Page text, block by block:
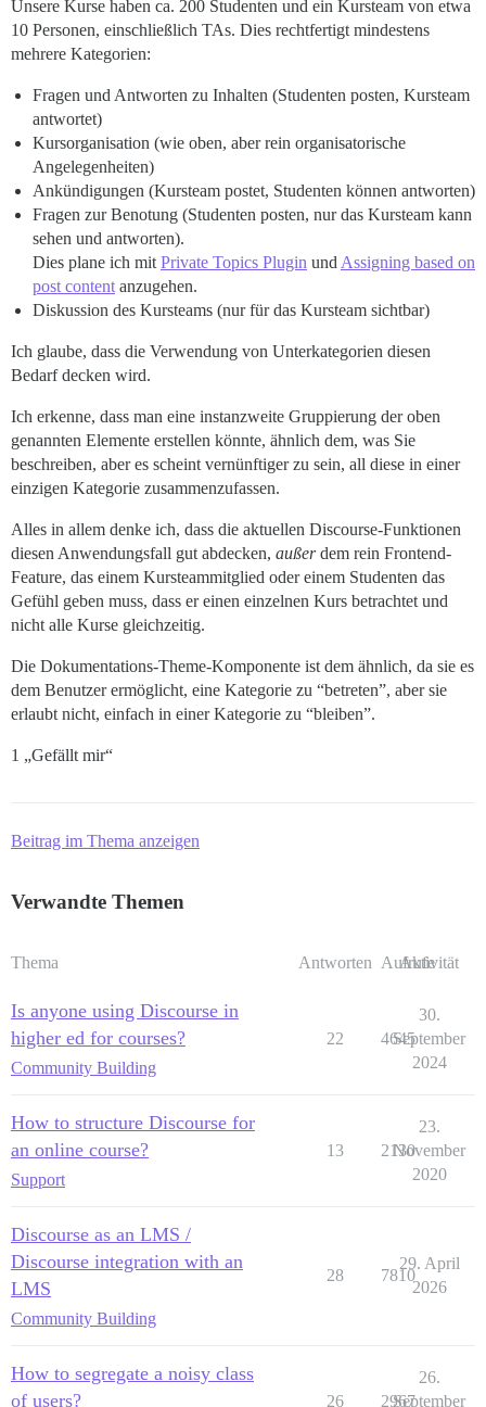
Unsere Kurse haben ca. 200 Studenten und ein Kursteam von etwa
10 Personen, einschließlich TAs. Dies rechtfertigt mindestens
mehrere Kategorien:
Fragen und Antworten zu Inhalten (Studenten posten, Kursteam
antwortet)
Kursorganisation (wie oben, aber rein organisatorische
Angelegenheiten)
Ankündigungen (Kursteam postet, Studenten können antworten)
Fragen zur Benotung (Studenten posten, nur das Kursteam kann
sehen und antworten).
Dies plane ich mit Private Topics Plugin und Assigning based on
post content anzugehen.
Diskussion des Kursteams (nur für das Kursteam sichtbar)
Ich glaube, dass die Verwendung von Unterkategorien diesen
Bedarf decken wird.
Ich erkenne, dass man eine instanzweite Gruppierung der oben
genannten Elemente erstellen könnte, ähnlich dem, was Sie
beschreiben, aber es scheint vernünftiger zu sein, all diese in einer
einzigen Kategorie zusammenzufassen.
Alles in allem denke ich, dass die aktuellen Discourse-Funktionen
diesen Anwendungsfall gut abdecken, außerdem rein Frontend-
Feature, das einem Kursteammitglied oder einem Studenten das
Gefühl geben muss, dass er einen einzelnen Kurs betrachtet und
nicht alle Kurse gleichzeitig.
Die Dokumentations-Theme-Komponente ist dem ähnlich, da sie es
dem Benutzer ermöglicht, eine Kategorie zu “betreten”, aber sie
erlaubt nicht, einfach in einer Kategorie zu “bleiben”.
1 „Gefällt mir“
Beitrag im Thema anzeigen
Verwandte Themen
Thema Antworten Aufrufe
Aktivität
Is anyone using Discourse in
higher ed for courses?
Community Building
22 4645
30.
September
2024
How to structure Discourse for
an online course?
Support
13 2130
23.
November
2020
Discourse as an LMS /
Discourse integration with an
LMS
Community Building
28 7810
29. April
2026
How to segregate a noisy class
of users?
26 2967
26.
September